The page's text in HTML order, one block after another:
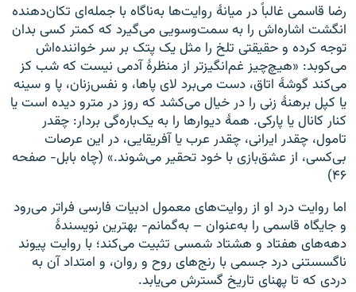
رضا قاسمی غالباً در میانهٔ روایت‌ها به‌ناگاه با جمله‌‌ای تکان‌دهنده
انگشت اشاره‌‌اش را به سمت‌وسویی می‌گیرد که کمتر کسی بدان
توجه کرده و حقیقتی تلخ را مثل یک پتک بر سر خواننده‌‌اش
می‌کوبد: «هیچ‌چیز غم‌انگیزتر از منظرهٔ آدمی نیست که شب کز
می‌کند گوشهٔ اتاق، دست می‌برد لای پاها، و نفس‌زنان، پا و سینه
یا کپل برهنهٔ زنی را در خیال می‌کشد که روز در مترو دیده است یا
کنار کانال یا پارکی. همهٔ دیوارها را به یک‌باره‌گی بردار: چقدر
تامول، چقدر ایرانی، چقدر عرب یا آفریقایی، در این عرصات
بی‌کسی، از عشق‌بازی با خود تحقیر می‌شوند.» (چاه بابل- صفحه
۴۶)
اما روایت درد او از روایت‌های معمول ادبیات فارسی فراتر می‌رود
و جایگاه قاسمی را به‌عنوان – به‌گمانم- بهترین نویسندهٔ
دهه‌های هفتاد و هشتاد شمسی تثبیت می‌کند؛ با روایت پیوند
ناگسستنی درد جسمی با رنج‌های روح و روان، و امتداد آن به
دردی که تا پهنای تاریخ گسترش می‌یابد.